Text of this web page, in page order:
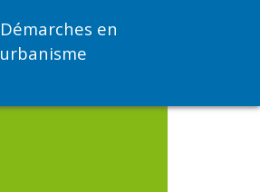
Démarches en
urbanisme